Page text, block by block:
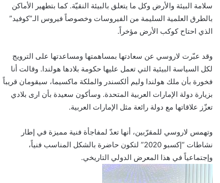
سلامة البيئة والأرض وكل ما يتعلق بالبيئة النقيّة. كما بتطهير الأماكن
بالطرق العلمية السليمة من الفيروسات وخصوصاً فيروس الـ”كوفيد”
الذي احتاح كوكب الأرض مؤخراً.
وقد عبّرت لاروسي عن سعادتها بمساهمتها ومساعدتها على الترويج
لكل السياسة البيئية التي تعمل عليها حكومة بلادها هولندا. وقالت أنا
فخورة بأن ملك هولندا وليم ألكسندر والملكة ماكسيما، سيقومان قريباً
بزيارة دولة الإمارات العربية المتحدة. وسأكون سعيدة بأن ارى بلادي
تعزّز علاقاتها مع دولة رائعة مثل الإمارات العربية.
وتهمس لاروسي للمقرّبين، أنها تعدّ لمفاجأة فنية مميزة في إطار
نشاطات “إكسبو 2020” لتكون حاضرة بالشكل المناسب فنياً،
وإجتماعياً في هذا المعرض الدولي التاريخي.